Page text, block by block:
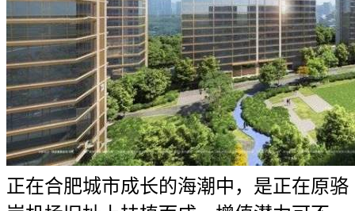
正在合肥城市成长的海潮中，是正在原骆